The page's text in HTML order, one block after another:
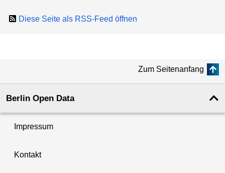
Diese Seite als RSS-Feed öffnen
Zum Seitenanfang
Berlin Open Data
Impressum
Kontakt